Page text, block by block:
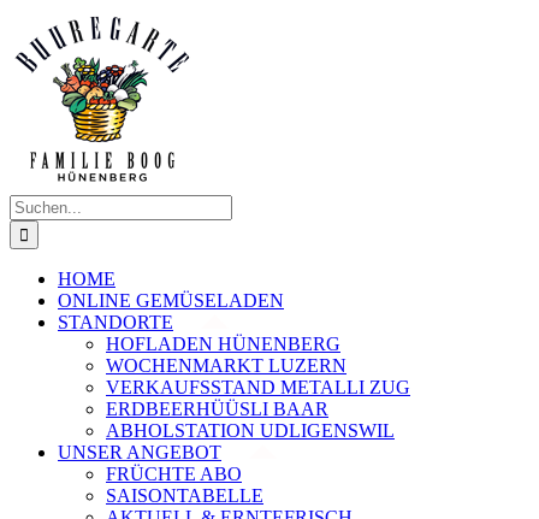
Inhalt
springen
Suche
nach:
HOME
ONLINE GEMÜSELADEN
STANDORTE
HOFLADEN HÜNENBERG
WOCHENMARKT LUZERN
VERKAUFSSTAND METALLI ZUG
ERDBEERHÜÜSLI BAAR
ABHOLSTATION UDLIGENSWIL
UNSER ANGEBOT
FRÜCHTE ABO
SAISONTABELLE